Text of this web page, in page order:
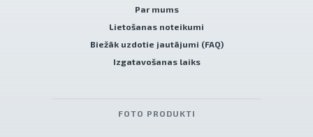
Par mums
Lietošanas noteikumi
Biežāk uzdotie jautājumi (FAQ)
Izgatavošanas laiks
FOTO PRODUKTI